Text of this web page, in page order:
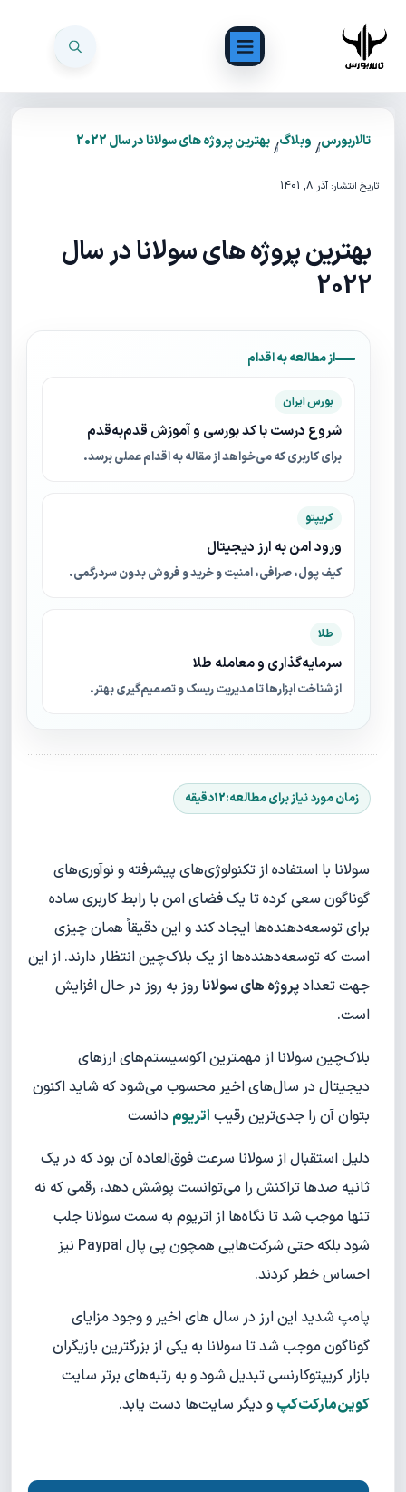
تالاربورس/ وبلاگ/بهترین پروژه های سولانا در سال 2022
تاریخ انتشار: آذر 8, 1401
بهترین پروژه های سولانا در سال
2022
از مطالعه به اقدام
بورس ایران
شروع درست با کد بورسی و آموزش قدم‌به‌قدم
برای کاربری که می‌خواهد از مقاله به اقدام عملی برسد.
کریپتو
ورود امن به ارز دیجیتال
کیف پول، صرافی، امنیت و خرید و فروش بدون سردرگمی.
طلا
سرمایه‌گذاری و معامله طلا
از شناخت ابزارها تا مدیریت ریسک و تصمیم‌گیری بهتر.
سولانا با استفاده از تکنولوژی‌های پیشرفته و نوآوری‌های
گوناگون سعی کرده تا یک فضای امن با رابط کاربری ساده
برای توسعه‌دهنده‌ها ایجاد کند و این دقیقاً همان چیزی
است که توسعه‌دهنده‌ها از یک بلاک‌چین انتظار دارند. از این
جهت تعدادپروژه های سولانا روز به روز در حال افزایش
است.
بلاک‌چین سولانا از مهمترین اکوسیستم‌های ارزهای
دیجیتال در سال‌های اخیر محسوب می‌شود که شاید اکنون
بتوان آن را جدی‌ترین رقیب اتریوم دانست
دلیل استقبال از سولانا سرعت فوق‌العاده آن بود که در یک
ثانیه صدها تراکنش را می‌توانست پوشش دهد، رقمی که نه
تنها موجب شد تا نگاه‌ها از اتریوم به سمت سولانا جلب
شود بلکه حتی شرکت‌هایی همچون پی پال Paypal نیز
احساس خطر کردند.
پامپ شدید این ارز در سال های اخیر و وجود مزایای
گوناگون موجب شد تا سولانا به یکی از بزرگترین بازیگران
بازار کریپتوکارنسی تبدیل شود و به رتبه‌های برتر سایت
کوین‌مارکت‌کپ و دیگر سایت‌ها دست یابد.